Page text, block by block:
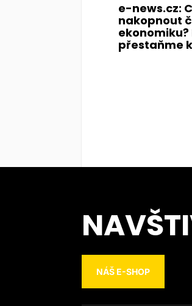
e-news.cz:
nakopnout
přestaňme
NÁŠ E-SHOP